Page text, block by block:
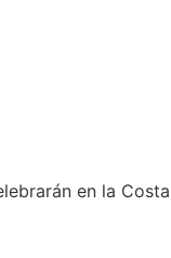
en la Costa